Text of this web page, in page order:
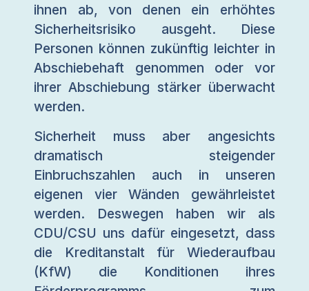
ihnen ab, von denen ein erhöhtes
Sicherheitsrisiko ausgeht. Diese
Personen können zukünftig leichter in
Abschiebehaft genommen oder vor
ihrer Abschiebung stärker überwacht
werden.
Sicherheit muss aber angesichts
dramatisch steigender
Einbruchszahlen auch in unseren
eigenen vier Wänden gewährleistet
werden. Deswegen haben wir als
CDU/CSU uns dafür eingesetzt, dass
die Kreditanstalt für Wiederaufbau
(KfW) die Konditionen ihres